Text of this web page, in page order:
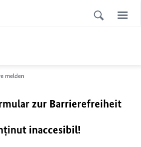
melden
zur Barrierefreiheit
inaccesibil!